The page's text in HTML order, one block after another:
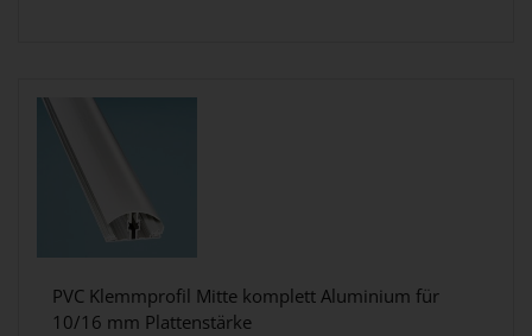
PVC Klemmprofil Mitte komplett Aluminium für
10/16 mm Plattenstärke